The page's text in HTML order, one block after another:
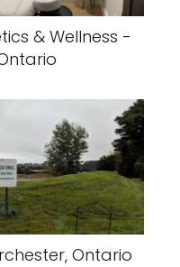
& Wellness -
Ontario